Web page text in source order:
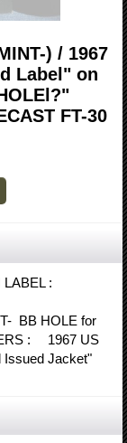
) / 1967
Label" on
FT-30
:
BB HOLE for
: 1967 US
Issued Jacket"